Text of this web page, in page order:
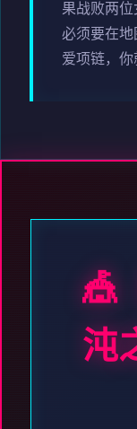
果战败两
必须要在
爱项链，你
🎪
沌